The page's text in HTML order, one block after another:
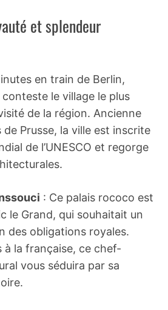
et splendeur
en train de Berlin,
le village le plus
de la région. Ancienne
Prusse, la ville est inscrite
de l’UNESCO et regorge
: Ce palais rococo est
le Grand, qui souhaitait un
des obligations royales.
à la française, ce chef-
vous séduira par sa